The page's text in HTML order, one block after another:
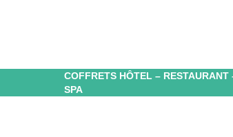
COFFRETS HÔTEL – RESTAURANT
SPA